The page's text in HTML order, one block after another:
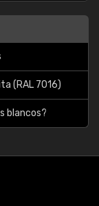
(RAL 7016)
blancos?